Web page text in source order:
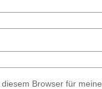
Browser für